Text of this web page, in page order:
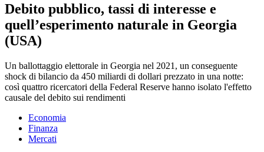
Debito pubblico, tassi di interesse e
quell’esperimento naturale in Georgia
(USA)
Un ballottaggio elettorale in Georgia nel 2021, un conseguente
shock di bilancio da 450 miliardi di dollari prezzato in una notte:
così quattro ricercatori della Federal Reserve hanno isolato l'effetto
causale del debito sui rendimenti
Economia
Finanza
Mercati